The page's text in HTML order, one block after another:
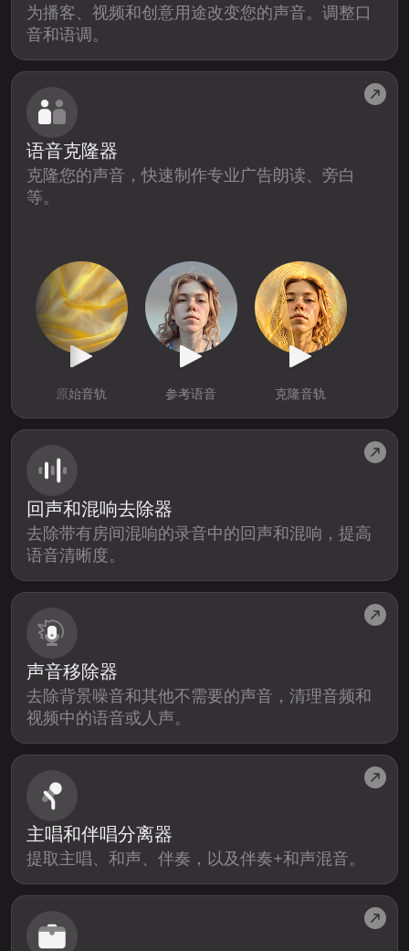
声音移除器
去除背景噪音和其他不需要的声音，清理音频和
视频中的语音或人声。
为播客、视频和创意用途改变您的声音。调整口
音和语调。
语音克隆器
克隆您的声音，快速制作专业广告朗读、旁白
等。
原始音轨 参考语音 克隆音轨
回声和混响去除器
去除带有房间混响的录音中的回声和混响，提高
语音清晰度。
主唱和伴唱分离器
提取主唱、和声、伴奏，以及伴奏+和声混音。